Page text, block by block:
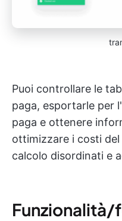
Puoi controllare le
paga, esportarle per
paga e ottenere
ottimizzare i costi
calcolo disordinati e
Funzionalità/